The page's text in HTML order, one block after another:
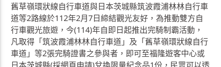
舊草嶺環狀線自行車道與日本茨城縣筑波霞浦林林自行車
道等2路線於112年2月7日締結觀光友好，為推動雙方自
行車觀光旅遊，今(114)年自即日起推出完騎制霸活動，
凡取得「筑波霞浦林林自行車道」及「舊草嶺環狀線自行
車道」等2張完騎證書之參與者，即可至福隆遊客中心或
日本茨城縣(採網頁申請)兌換限量紀念品1份，民眾可以透